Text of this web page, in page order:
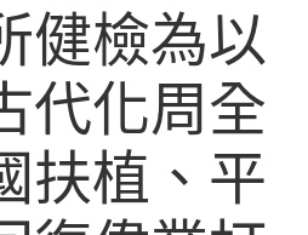
健檢為以
代化周全
扶植、平